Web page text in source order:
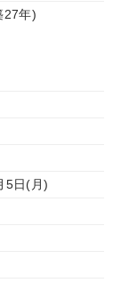
27年)
5日(月)